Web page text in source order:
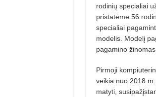
rodinių specialiai
pristatėme 56
specialiai
modelis. Modelį
pagamino
Pirmoji
veikia nuo 2018
matyti,